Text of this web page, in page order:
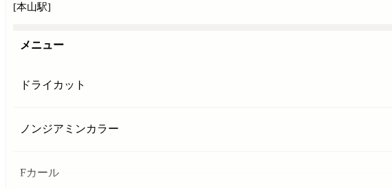
[本山駅]
メニュー
ドライカット
ノンジアミンカラー
Fカール